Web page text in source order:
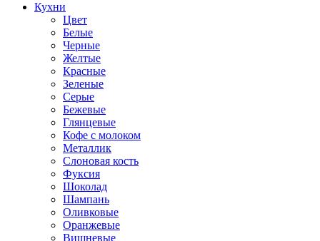
Кухни
Цвет
Белые
Черные
Желтые
Красные
Зеленые
Серые
Бежевые
Глянцевые
Кофе с молоком
Металлик
Слоновая кость
Фуксия
Шоколад
Шампань
Оливковые
Оранжевые
Вишневые